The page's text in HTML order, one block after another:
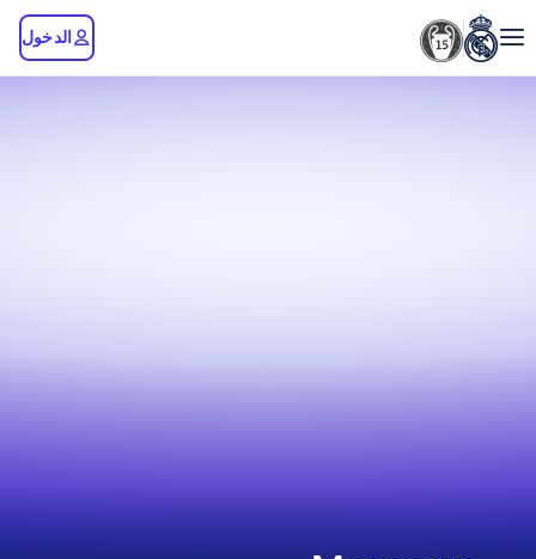
الدخول